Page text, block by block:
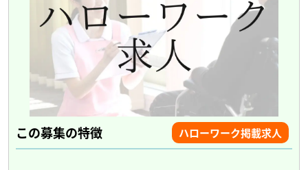
この募集の特徴 ハローワーク掲載求人